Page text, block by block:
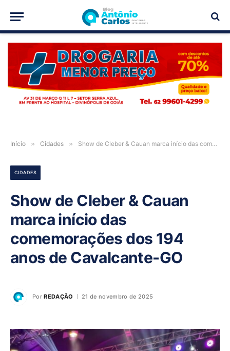
PUBLICIDADE
Início » Cidades » Show de Cleber & Cauan marca início das comemorações dos 194 anos de Cavalcante-GO
CIDADES
Show de Cleber & Cauan
marca início das
comemorações dos 194
anos de Cavalcante-GO
Por REDAÇÃO 21 de novembro de 2025